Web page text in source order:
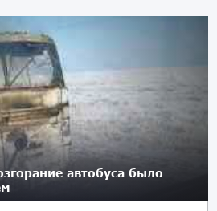
автобуса было